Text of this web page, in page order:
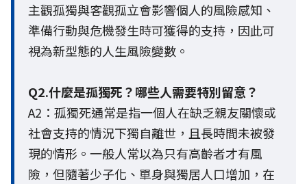
主觀孤獨與客觀孤立會影響個人的風險感知、
準備行動與危機發生時可獲得的支持，因此可
視為新型態的人生風險變數。
Q2.什麼是孤獨死？哪些人需要特別留意？
A2：孤獨死通常是指一個人在缺乏親友關懷或
社會支持的情況下獨自離世，且長時間未被發
現的情形。一般人常以為只有高齡者才有風
險，但隨著少子化、單身與獨居人口增加，在